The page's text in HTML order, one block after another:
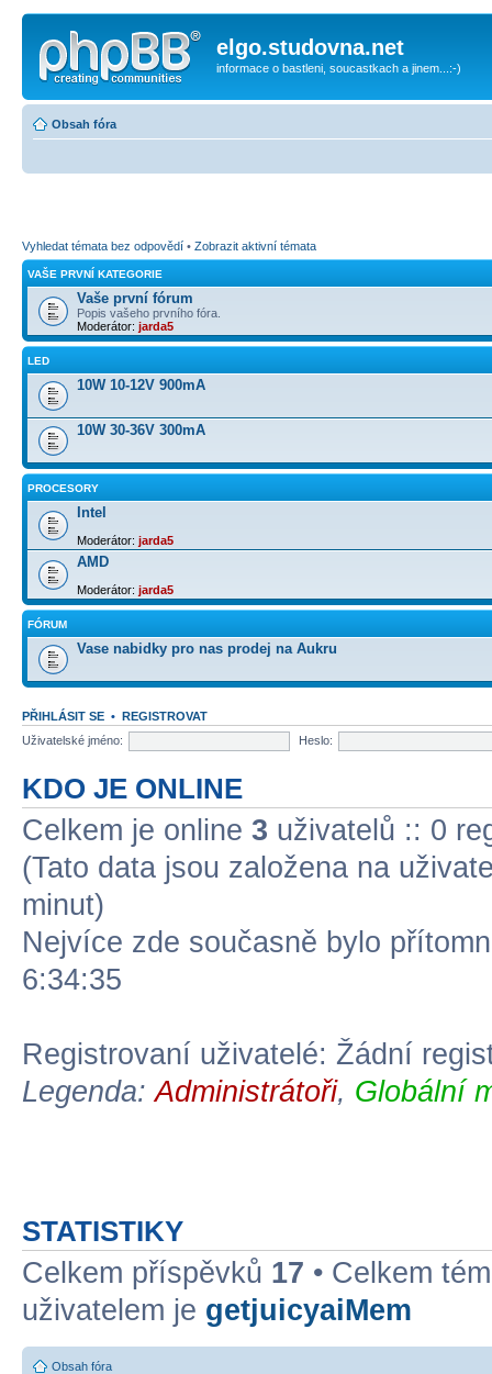
elgo.studovna.net
informace o bastleni, soucastkach a jinem...:-)
Obsah fóra
Vyhledat témata bez odpovědí • Zobrazit aktivní témata
VAŠE PRVNÍ KATEGORIE
Vaše první fórum
Popis vašeho prvního fóra.
Moderátor: jarda5
LED
10W 10-12V 900mA
10W 30-36V 300mA
PROCESORY
Intel
Moderátor: jarda5
AMD
Moderátor: jarda5
FÓRUM
Vase nabidky pro nas prodej na Aukru
PŘIHLÁSIT SE • REGISTROVAT
Uživatelské jméno:
Heslo:
KDO JE ONLINE
Celkem je online 3 uživatelů :: 0
(Tato data jsou založena na
minut)
Nejvíce zde současně bylo
6:34:35
Registrovaní uživatelé: Žádní
Legenda:Administrátoři, Globální
STATISTIKY
Celkem příspěvků 17 • Celkem
uživatelem je getjuicyaiMem
Obsah fóra